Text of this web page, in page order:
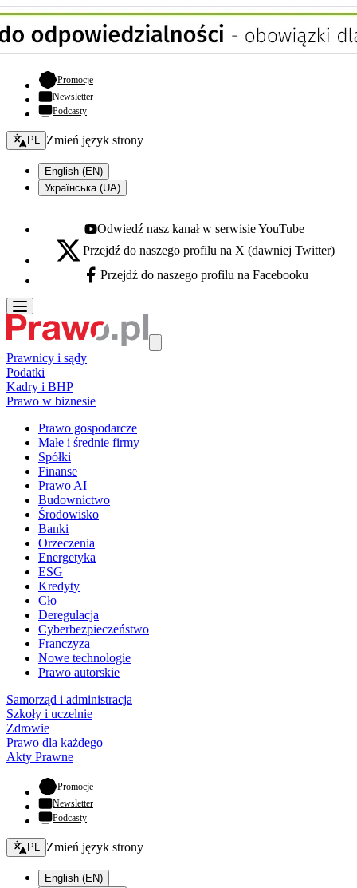
Promocje- otwiera się w nowej karcie
Newsletter
Podcasty
Zmień język - bieżący:
PL Zmień język strony
English (EN)
Українська (UA)
Youtube - otwiera się w nowej karcie
Odwiedź nasz kanał w serwisie YouTube
X - otwiera się w nowej karcie
Przejdź do naszego profilu na X (dawniej Twitter)
Facebook - otwiera się w nowej karcie
Przejdź do naszego profilu na Facebooku
Prawnicy i sądy
Podatki
Kadry i BHP
Prawo w biznesie
Prawo gospodarcze
Małe i średnie firmy
Spółki
Finanse
Prawo AI
Budownictwo
Środowisko
Banki
Orzeczenia
Energetyka
ESG
Kredyty
Cło
Deregulacja
Cyberbezpieczeństwo
Franczyza
Nowe technologie
Prawo autorskie
Samorząd i administracja
Szkoły i uczelnie
Zdrowie
Prawo dla każdego
Akty Prawne
Promocje- otwiera się w nowej karcie
Newsletter
Podcasty
Zmień język - bieżący:
PL Zmień język strony
English (EN)